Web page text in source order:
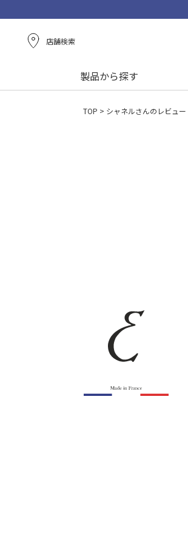
店舗検索
製品から探す
TOP シャネルさんのレビュー